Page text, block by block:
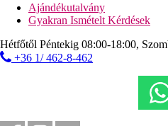
Ajándékutalvány
Gyakran Ismételt Kérdések
Hétfőtől Péntekig 08:00-18:00,
+36 1/ 462-8-462